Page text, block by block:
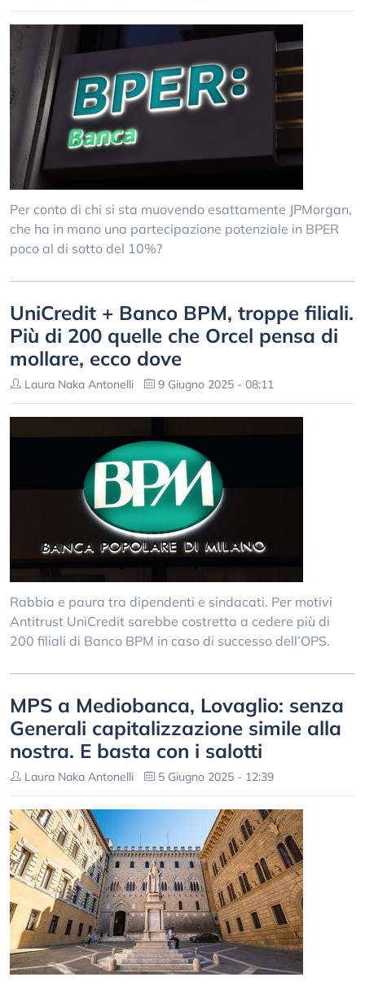
Per conto di chi si sta muovendo esattamente JPMorgan,
che ha in mano una partecipazione potenziale in BPER
poco al di sotto del 10%?
UniCredit + Banco BPM, troppe filiali.
Più di 200 quelle che Orcel pensa di
mollare, ecco dove
Laura Naka Antonelli 9 Giugno 2025 - 08:11
Rabbia e paura tra dipendenti e sindacati. Per motivi
Antitrust UniCredit sarebbe costretta a cedere più di
200 filiali di Banco BPM in caso di successo dell’OPS.
MPS a Mediobanca, Lovaglio: senza
Generali capitalizzazione simile alla
nostra. E basta con i salotti
Laura Naka Antonelli 5 Giugno 2025 - 12:39